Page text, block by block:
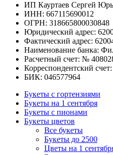
ИП Кауртаев Сергей
ИНН: 667115690012
ОГРН: 318665800030848
Юридический адрес:
Фактический адрес:
Наименование банка:
Расчетный счет: №
Корреспондентский
БИК: 046577964
Букеты с гортензиями
Букеты на 1 сентября
Букеты с пионами
Букеты цветов
Все букеты
Букеты до 2500
Цветы на 1